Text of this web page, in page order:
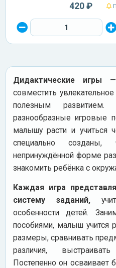
420 ₽
Дидактические игры —
совместить
полезным
разнообразные игровые
малышу расти и учиться
специально
непринуждённой форме
знакомить ребёнка с
Каждая игра
систему заданий,
особенности детей.
пособиями, малыш учится
размеры, сравнивать
различия,
Постепенно он осваивает